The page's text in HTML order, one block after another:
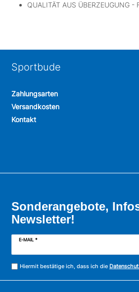
QUALITÄT AUS
Sportbude
Zahlungsarten
Versandkosten
Kontakt
Sonderangebote,
Newsletter!
E-MAIL *
Hiermit bestätige ich, dass ich die